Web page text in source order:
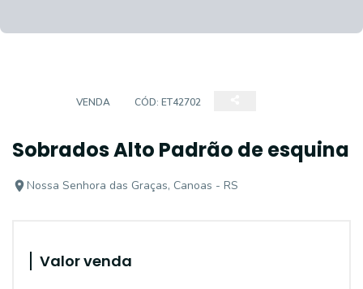
VENDA CÓD: ET42702
Sobrados Alto Padrão de esquina
Nossa Senhora das Graças, Canoas - RS
Valor venda